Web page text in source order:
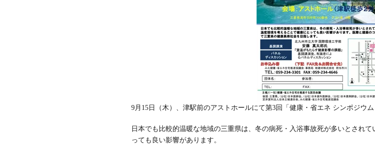
9月15日（木）、津駅前のアストホールにて第3回「健康・省エネ シンポジウム
日本でも比較的温暖な地域の三重県は、冬の病死・入浴事故死が多いとされ
っても良い影響があります。